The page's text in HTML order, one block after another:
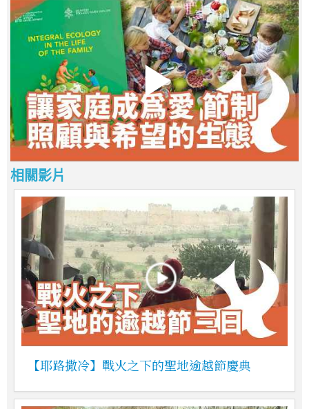
相關影片
【耶路撒冷】戰火之下的聖地逾越節慶典